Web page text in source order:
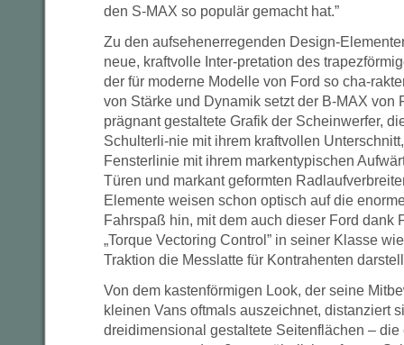
den S-MAX so populär gemacht hat.”
Zu den aufsehenerregenden Design-
neue, kraftvolle Inter-pretation des
der für moderne Modelle von Ford so cha-
von Stärke und Dynamik setzt der B-MAX von
prägnant gestaltete Grafik der Scheinwerfer,
Schulterli-nie mit ihrem kraftvollen
Fensterlinie mit ihrem markentypischen
Türen und markant geformten
Elemente weisen schon optisch auf die
Fahrspaß hin, mit dem auch dieser Ford dank
„Torque Vectoring Control” in seiner Klasse
Traktion die Messlatte für Kontrahenten
Von dem kastenförmigen Look, der seine
kleinen Vans oftmals auszeichnet, distanziert
dreidimensional gestaltete Seitenflächen –